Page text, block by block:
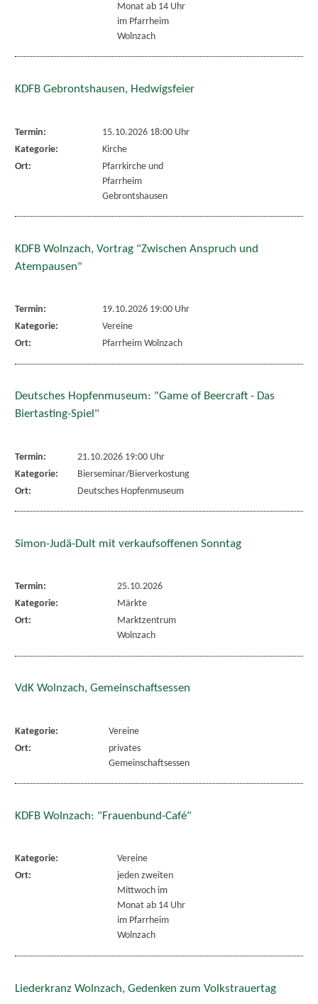
Monat ab 14 Uhr
im Pfarrheim
Wolnzach
KDFB Gebrontshausen, Hedwigsfeier
Termin:
15.10.2026 18:00 Uhr
Kategorie:
Kirche
Ort:
Pfarrkirche und
Pfarrheim
Gebrontshausen
KDFB Wolnzach, Vortrag "Zwischen Anspruch und
Atempausen"
Termin:
19.10.2026 19:00 Uhr
Kategorie:
Vereine
Ort:
Pfarrheim Wolnzach
Deutsches Hopfenmuseum: "Game of Beercraft - Das
Biertasting-Spiel"
Termin:
21.10.2026 19:00 Uhr
Kategorie:
Bierseminar/Bierverkostung
Ort:
Deutsches Hopfenmuseum
Simon-Judä-Dult mit verkaufsoffenen Sonntag
Termin:
25.10.2026
Kategorie:
Märkte
Ort:
Marktzentrum
Wolnzach
VdK Wolnzach, Gemeinschaftsessen
Kategorie:
Vereine
Ort:
privates
Gemeinschaftsessen
KDFB Wolnzach: "Frauenbund-Café"
Kategorie:
Vereine
Ort:
jeden zweiten
Mittwoch im
Monat ab 14 Uhr
im Pfarrheim
Wolnzach
Liederkranz Wolnzach, Gedenken zum Volkstrauertag